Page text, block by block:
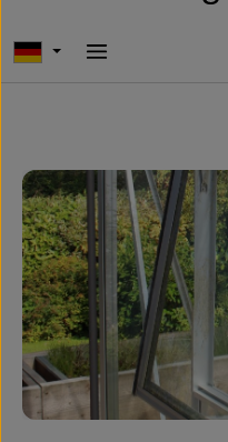
Bildergalerie überspringen